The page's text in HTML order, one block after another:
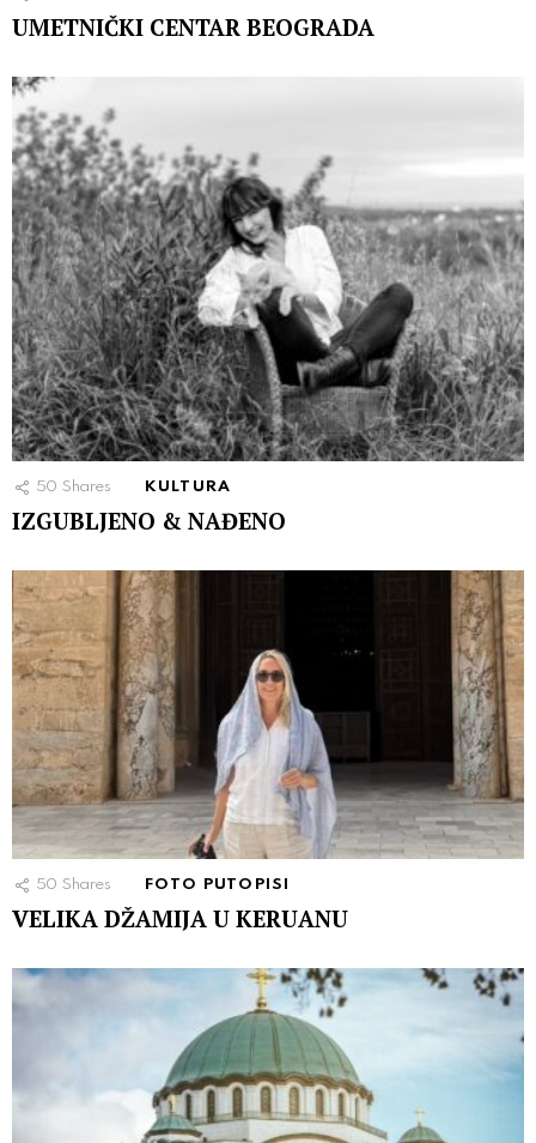
UMETNIČKI CENTAR BEOGRADA
50 Shares KULTURA
IZGUBLJENO & NAĐENO
50 Shares FOTO PUTOPISI
VELIKA DŽAMIJA U KERUANU